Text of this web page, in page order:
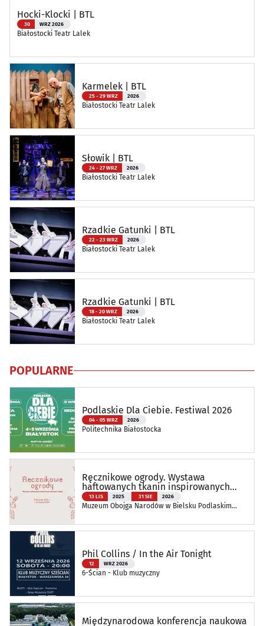
Hocki-Klocki | BTL
30 WRZ 2026
Białostocki Teatr Lalek
Karmelek | BTL
25 - 29 WRZ 2026
Białostocki Teatr Lalek
Słowik | BTL
24 - 27 WRZ 2026
Białostocki Teatr Lalek
Rzadkie Gatunki | BTL
22 - 23 WRZ 2026
Białostocki Teatr Lalek
Rzadkie Gatunki | BTL
18 - 20 WRZ 2026
Białostocki Teatr Lalek
POPULARNE
Podlaskie Dla Ciebie. Festiwal 2026
04 - 05 WRZ 2026
Politechnika Białostocka
Ręcznikowe ogrody. Wystawa
haftowanych tkanin inspirowanych
naturą
13 LIS 2025 31 SIE 2026
Muzeum Obojga Narodów w Bielsku Podlaskim
Phil Collins / In the Air Tonight
12 WRZ 2026
6-Ścian - Klub muzyczny
Międzynarodowa konferencja naukowa